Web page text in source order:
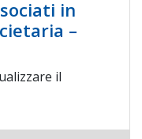
in
–
il